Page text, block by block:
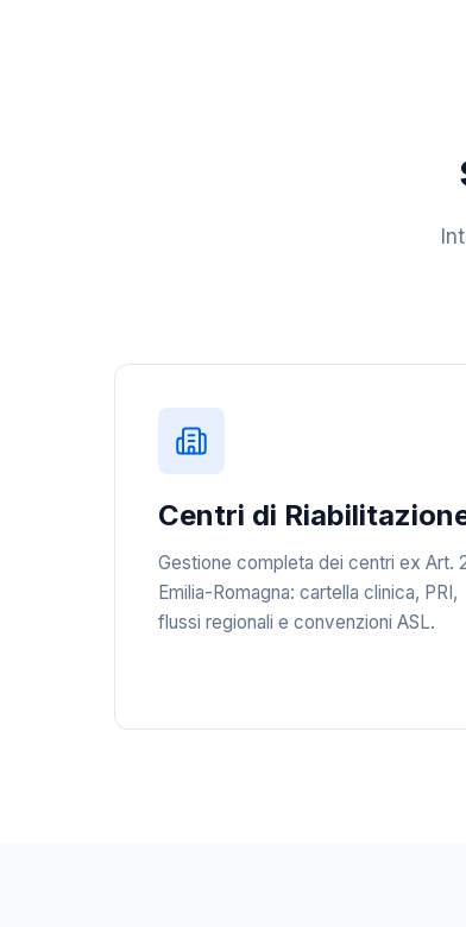
Centri di
Gestione completa dei centri ex Art.
Emilia-Romagna: cartella clinica, PRI,
flussi regionali e convenzioni ASL.